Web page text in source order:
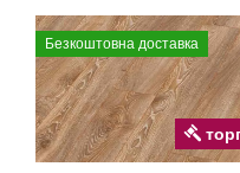
Безкоштовна доставка